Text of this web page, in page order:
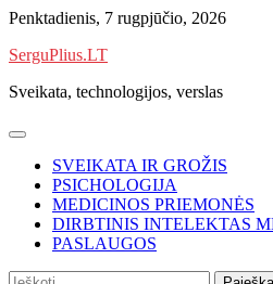
Skip
content
Penktadienis, 7 rugpjūčio, 2026
SerguPlius.LT
Sveikata, technologijos, verslas
SVEIKATA IR GROŽIS
PSICHOLOGIJA
MEDICINOS PRIEMONĖS
DIRBTINIS INTELEKTAS
PASLAUGOS
Ieškoti: